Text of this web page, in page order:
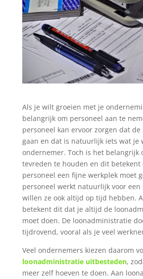
Als je wilt groeien met je
belangrijk om personeel aan te
personeel kan ervoor zorgen dat de
gaan en dat is natuurlijk iets wat je
ondernemer. Toch is het belangrijk
tevreden te houden en dit betekent
personeel een fijne werkplek moet
personeel werkt natuurlijk voor
willen ze ook altijd op tijd hebben.
betekent dit dat je altijd de
moet doen. De loonadministratie
tijdrovend, vooral als je veel
Veel ondernemers kiezen daarom
loonadministratie uitbesteden,
meer zelf hoeven te doen. Aan